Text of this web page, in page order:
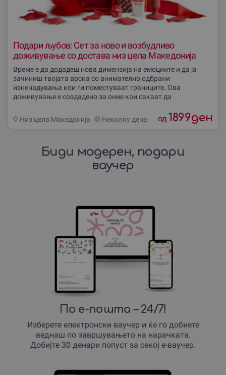
Подари љубов: Сет за ново и возбудливо
доживување со достава низ цела Македонија
Време е да додадеш нова димензија на емоциите и да ја
зачиниш твојата врска со внимателно одбрани
изненадувања кои ги поместуваат границите. Ова
доживување е создадено за оние кои сакаат да
Низ цела Македониjа Неколку дена од 1899ден
Биди модерен, подари
ваучер
По е-пошта – 24/7!
Изберете електронски ваучер и ќе го добиете
веднаш по завршувањето на нарачката.
Добијте 30 денари попуст за секој е-ваучер.